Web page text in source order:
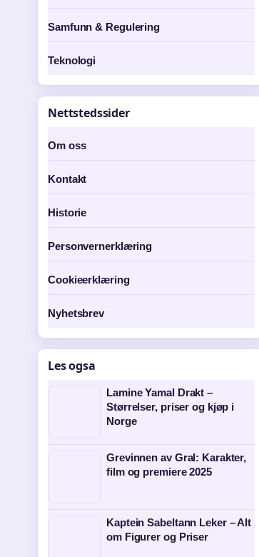
Samfunn & Regulering
Teknologi
Nettstedssider
Om oss
Kontakt
Historie
Personvernerklæring
Cookieerklæring
Nyhetsbrev
Les ogsa
Lamine Yamal Drakt –
Størrelser, priser og kjøp i
Norge
Grevinnen av Gral: Karakter,
film og premiere 2025
Kaptein Sabeltann Leker – Alt
om Figurer og Priser